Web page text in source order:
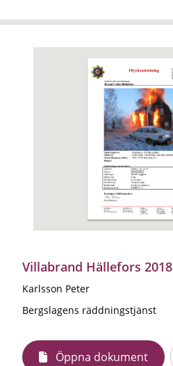
Villabrand Hällefors 2018
Karlsson Peter
Bergslagens räddningstjänst
Öppna dokument